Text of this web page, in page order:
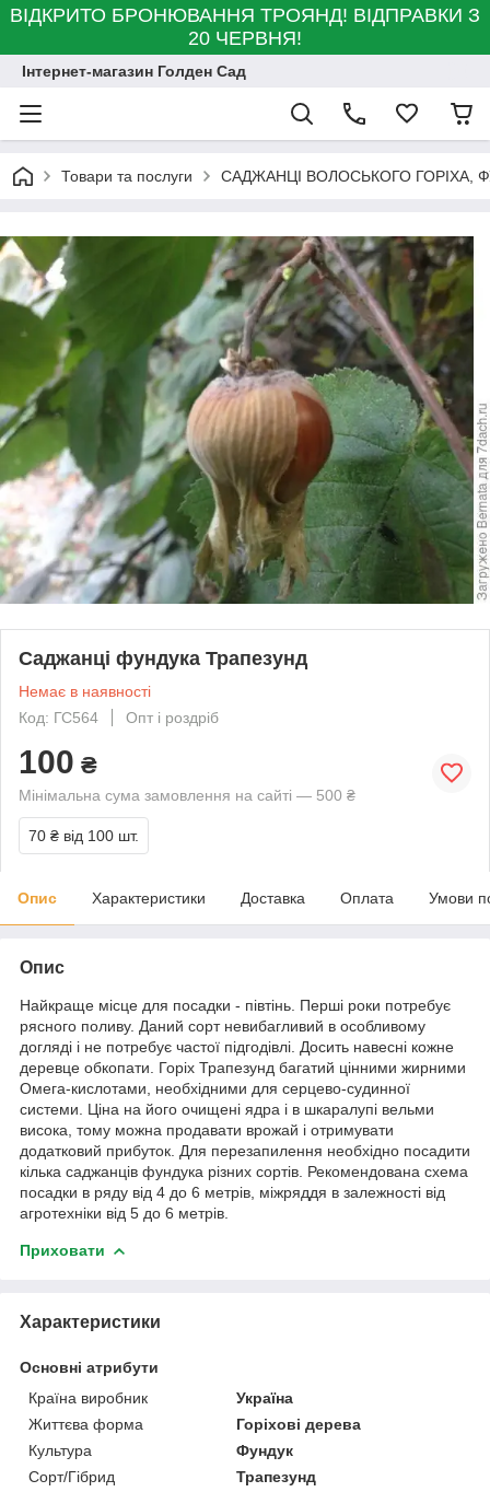
ВІДКРИТО БРОНЮВАННЯ ТРОЯНД! ВІДПРАВКИ З
20 ЧЕРВНЯ!
Інтернет-магазин Голден Сад
Товари та послуги САДЖАНЦІ ВОЛОСЬКОГО ГОРІХА,
Саджанці фундука Трапезунд
Немає в наявності
Код: ГС564
Опт і роздріб
100 ₴
Мінімальна сума замовлення на сайті — 500 ₴
70 ₴ від 100 шт.
Опис Характеристики Доставка Оплата Умови
Опис
Найкраще місце для посадки - півтінь. Перші роки потребує
рясного поливу. Даний сорт невибагливий в особливому
догляді і не потребує частої підгодівлі. Досить навесні кожне
деревце обкопати. Горіх Трапезунд багатий цінними жирними
Омега-кислотами, необхідними для серцево-судинної
системи. Ціна на його очищені ядра і в шкаралупі вельми
висока, тому можна продавати врожай і отримувати
додатковий прибуток. Для перезапилення необхідно посадити
кілька саджанців фундука різних сортів. Рекомендована схема
посадки в ряду від 4 до 6 метрів, міжряддя в залежності від
агротехніки від 5 до 6 метрів.
Приховати
Характеристики
Основні атрибути
Країна виробник
Україна
Життєва форма
Горіхові дерева
Культура
Фундук
Сорт/Гібрид
Трапезунд